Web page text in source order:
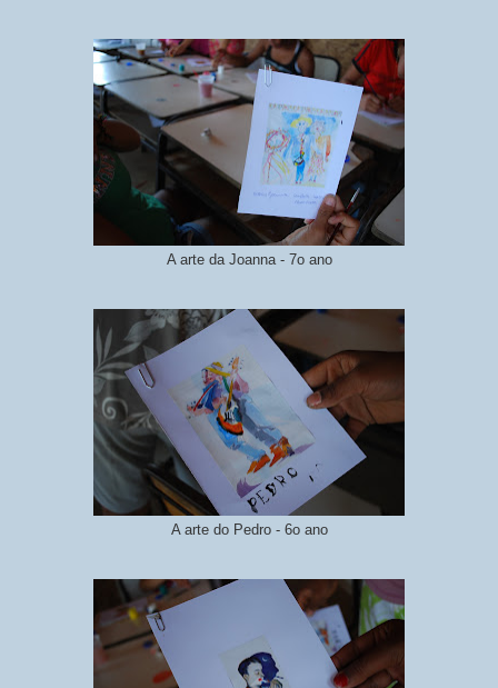
A arte da Joanna - 7o ano
A arte do Pedro - 6o ano